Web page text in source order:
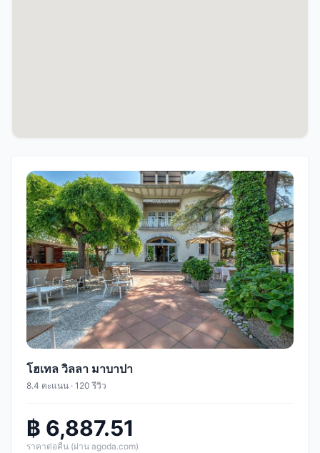
โฮเทล วิลลา มาบาปา
8.4 คะแนน · 120 รีวิว
฿ 6,887.51
ราคาต่อคืน (ผ่าน agoda.com)